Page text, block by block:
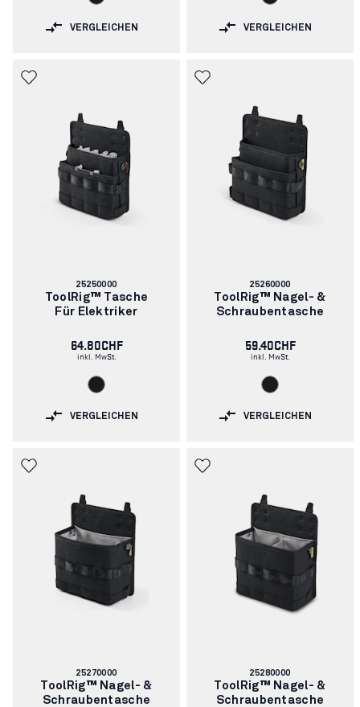
VERGLEICHEN VERGLEICHEN
Artikelnummer:
25250000
ToolRig™ Tasche
Für Elektriker
64.80CHF
inkl. MwSt.
VERGLEICHEN
Artikelnummer:
25260000
ToolRig™ Nagel- &
Schraubentasche
59.40CHF
inkl. MwSt.
VERGLEICHEN
Artikelnummer:
25270000
ToolRig™ Nagel- &
Schraubentasche
Artikelnummer:
25280000
ToolRig™ Nagel- &
Schraubentasche